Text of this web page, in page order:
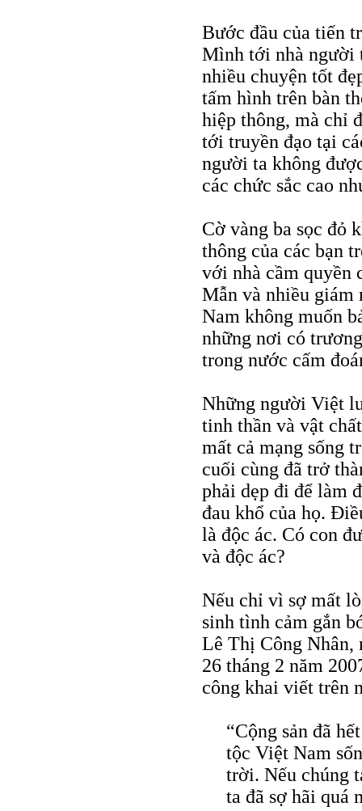
Bước đầu của tiến
Mình tới nhà người
nhiều chuyện tốt
tấm hình trên bàn
hiệp thông, mà chỉ
tới truyền đạo tại
người ta không
các chức sắc cao
Cờ vàng ba sọc đỏ
thông của các bạn
với nhà cầm quyền
Mẫn và nhiều giám
Nam không muốn
những nơi có
trong nước cấm
Những người Việt
tinh thần và vật
mất cả mạng sống
cuối cùng đã trở
phải dẹp đi để làm
đau khổ của họ.
là độc ác. Có con
và độc ác?
Nếu chỉ vì sợ mất
sinh tình cảm gắn
Lê Thị Công Nhân,
26 tháng 2 năm
công khai viết trên
“Cộng sản đã
tộc Việt Nam
trời. Nếu chúng
ta đã sợ hãi quá